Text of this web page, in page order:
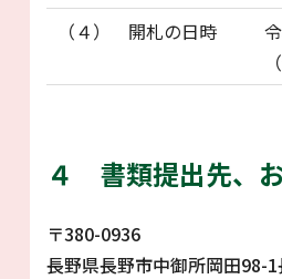
（４） 開札の日時
４ 書類提出先、
〒380-0936
長野県長野市中御所岡田98-